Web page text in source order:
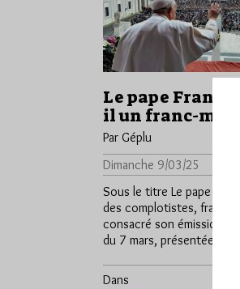
Le pape
il un franc-
Par Géplu
Dimanche 9/03/25
Sous le titre Le pape dans
des complotistes,
consacré son émission
du 7 mars, présentée…
Dans